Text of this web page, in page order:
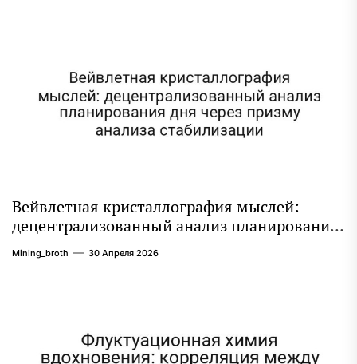
Вейвлетная кристаллография мыслей:
децентрализованный анализ планирования
дня через призму анализа стабилизации
Mining_broth 30 Апреля 2026